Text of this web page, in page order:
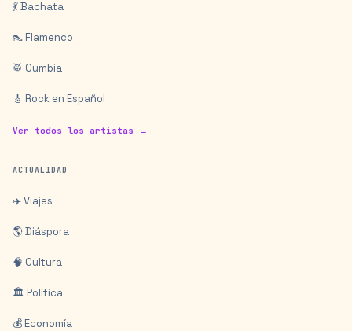
💃 Bachata
👠 Flamenco
🥁 Cumbia
🎸 Rock en Español
Ver todos los artistas →
ACTUALIDAD
✈️ Viajes
🌎 Diáspora
🧠 Cultura
🏛️ Política
💰 Economía